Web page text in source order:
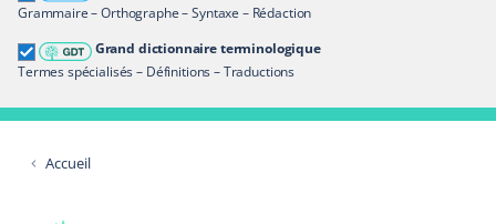
Grammaire – Orthographe – Syntaxe – Rédaction
Grand dictionnaire terminologique
Termes spécialisés – Définitions – Traductions
Restreindre aux termes
Accueil